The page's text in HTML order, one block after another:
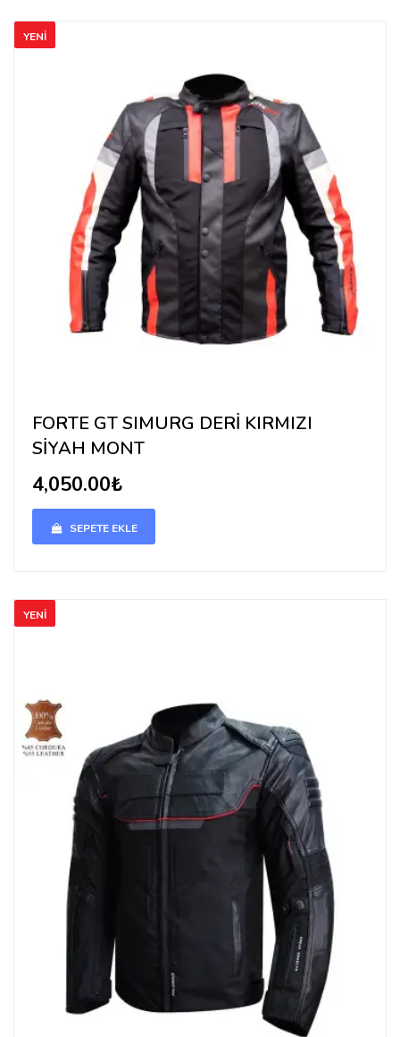
YENİ
FORTE GT SIMURG DERİ KIRMIZI
SİYAH MONT
4,050.00₺
SEPETE EKLE
YENİ